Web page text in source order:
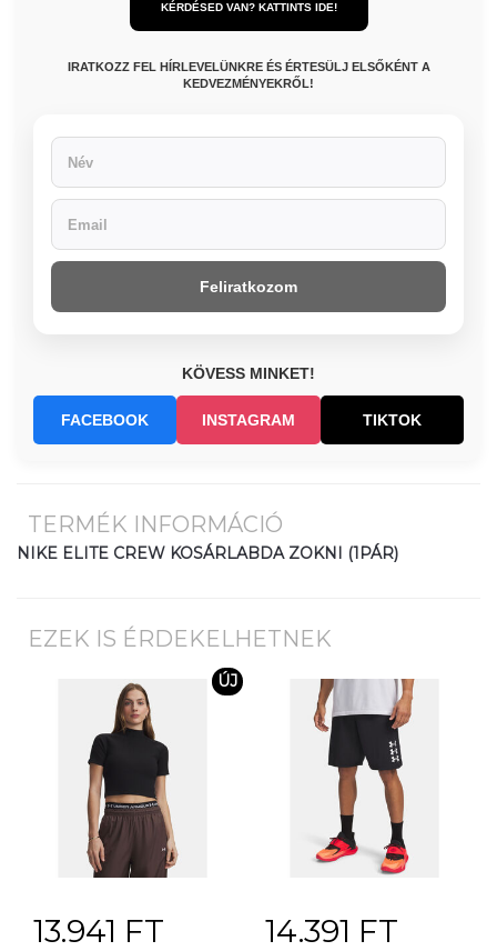
KÉRDÉSED VAN? KATTINTS IDE!
IRATKOZZ FEL HÍRLEVELÜNKRE ÉS ÉRTESÜLJ ELSŐKÉNT A
KEDVEZMÉNYEKRŐL!
Feliratkozom
KÖVESS MINKET!
FACEBOOK INSTAGRAM TIKTOK
TERMÉK INFORMÁCIÓ
NIKE ELITE CREW KOSÁRLABDA ZOKNI (1PÁR)
EZEK IS ÉRDEKELHETNEK
ÚJ
13.941 FT 14.391 FT